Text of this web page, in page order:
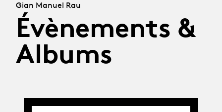
Gian Manuel Rau
Évènements &
Albums